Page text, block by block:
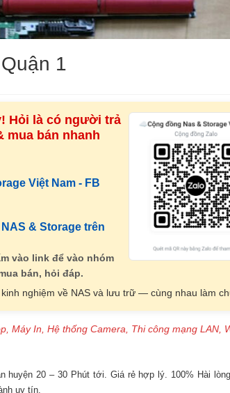
1
Hỏi là có người trả
bán nhanh
Việt Nam - FB
& Storage trên
vào link để vào nhóm
bán, hỏi đáp.
nghiệm về NAS và lưu trữ — cùng nhau làm
Máy In, Hệ thống Camera, Thi công mạng LAN,
huyện 20 – 30 Phút tới. Giá rẻ hợp lý. 100% Hài
uy tín.